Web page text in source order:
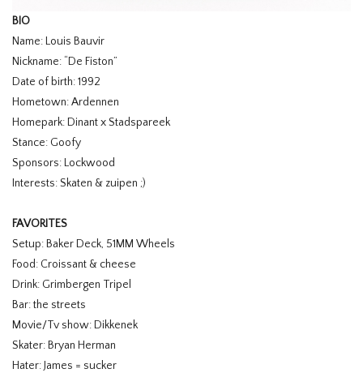
BIO
Name: Louis Bauvir
Nickname: “De Fiston”
Date of birth: 1992
Hometown: Ardennen
Homepark: Dinant x Stadspareek
Stance: Goofy
Sponsors: Lockwood
Interests: Skaten & zuipen ;)
FAVORITES
Setup: Baker Deck, 51MM Wheels
Food: Croissant & cheese
Drink: Grimbergen Tripel
Bar: the streets
Movie/Tv show: Dikkenek
Skater: Bryan Herman
Hater: James = sucker